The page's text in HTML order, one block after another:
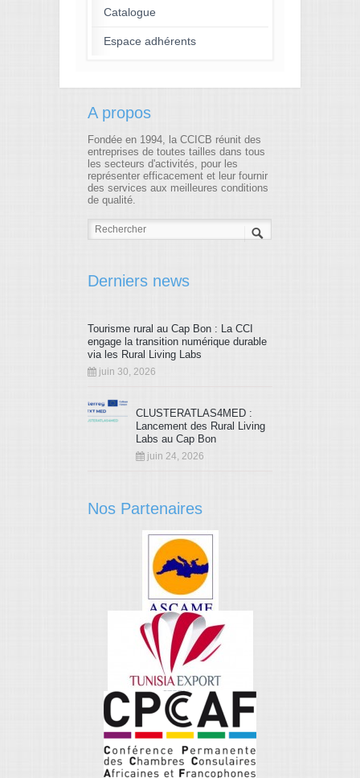
Catalogue
Espace adhérents
A propos
Fondée en 1994, la CCICB réunit des
entreprises de toutes tailles dans tous
les secteurs d'activités, pour les
représenter efficacement et leur fournir
des services aux meilleures conditions
de qualité.
Derniers news
Tourisme rural au Cap Bon : La CCI
engage la transition numérique durable
via les Rural Living Labs
juin 30, 2026
CLUSTERATLAS4MED :
Lancement des Rural Living
Labs au Cap Bon
juin 24, 2026
Nos Partenaires